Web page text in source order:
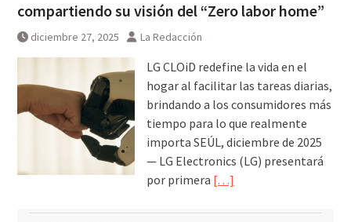
compartiendo su visión del “Zero labor home”
diciembre 27, 2025 La Redacción
LG CLOiD redefine la vida en el
hogar al facilitar las tareas diarias,
brindando a los consumidores más
tiempo para lo que realmente
importa SEÚL, diciembre de 2025
— LG Electronics (LG) presentará
por primera […]